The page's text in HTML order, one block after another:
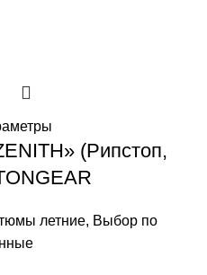
(Рипстоп,
летние, Выбор по